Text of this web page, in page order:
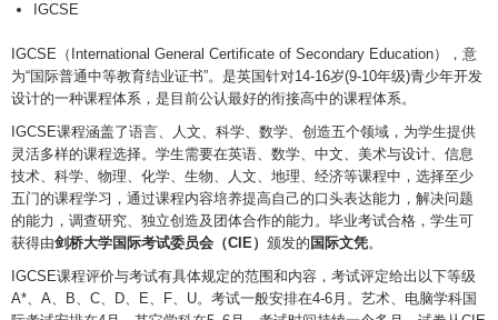
IGCSE
IGCSE（International General Certificate of Secondary Education），意
为“国际普通中等教育结业证书”。是英国针对14-16岁(9-10年级)青少年开发
设计的一种课程体系，是目前公认最好的衔接高中的课程体系。
IGCSE课程涵盖了语言、人文、科学、数学、创造五个领域，为学生提供
灵活多样的课程选择。学生需要在英语、数学、中文、美术与设计、信息
技术、科学、物理、化学、生物、人文、地理、经济等课程中，选择至少
五门的课程学习，通过课程内容培养提高自己的口头表达能力，解决问题
的能力，调查研究、独立创造及团体合作的能力。毕业考试合格，学生可
获得由剑桥大学国际考试委员会（CIE） 颁发的国际文凭。
IGCSE课程评价与考试有具体规定的范围和内容，考试评定给出以下等级
A*、A、B、C、D、E、F、U。考试一般安排在4-6月。艺术、电脑学科国